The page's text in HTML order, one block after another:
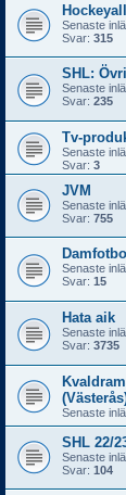
Senaste
Svar: 315
SHL:
Senaste
Svar: 235
Tv-
Senaste
Svar: 3
JVM
Senaste
Svar: 755
Senaste
Svar: 15
Hata aik
Senaste
Svar: 3735
Senaste
SHL 22/
Senaste
Svar: 104